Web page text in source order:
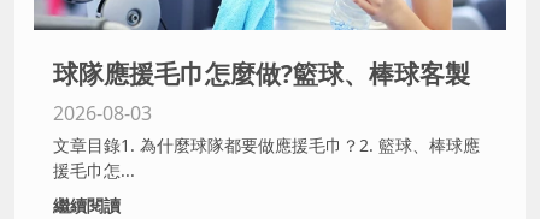
球隊應援毛巾怎麼做?籃球、棒球客製
毛巾推薦|台灣製更有感
2026-08-03
文章目錄1. 為什麼球隊都要做應援毛巾？2. 籃球、棒球應
援毛巾怎...
繼續閱讀